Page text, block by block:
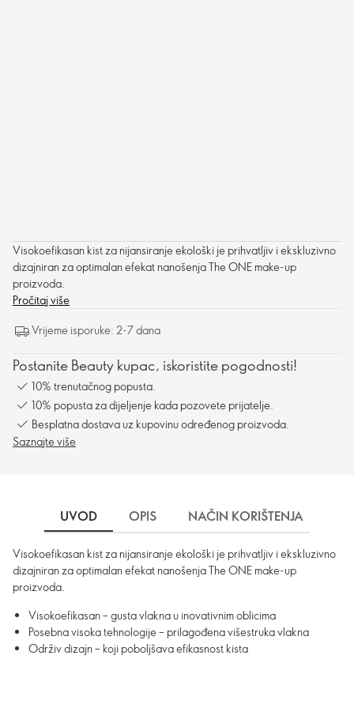
Visokoefikasan kist za nijansiranje ekološki je prihvatljiv i ekskluzivno
dizajniran za optimalan efekat nanošenja The ONE make-up
proizvoda.
Pročitaj više
Vrijeme isporuke: 2-7 dana
Postanite Beauty kupac, iskoristite pogodnosti!
10% trenutačnog popusta.
10% popusta za dijeljenje kada pozovete prijatelje.
Besplatna dostava uz kupovinu određenog proizvoda.
Saznajte više
UVOD OPIS NAČIN KORIŠTENJA
Visokoefikasan kist za nijansiranje ekološki je prihvatljiv i ekskluzivno
dizajniran za optimalan efekat nanošenja The ONE make-up
proizvoda.
Visokoefikasan – gusta vlakna u inovativnim oblicima
Posebna visoka tehnologije – prilagođena višestruka vlakna
Održiv dizajn – koji poboljšava efikasnost kista